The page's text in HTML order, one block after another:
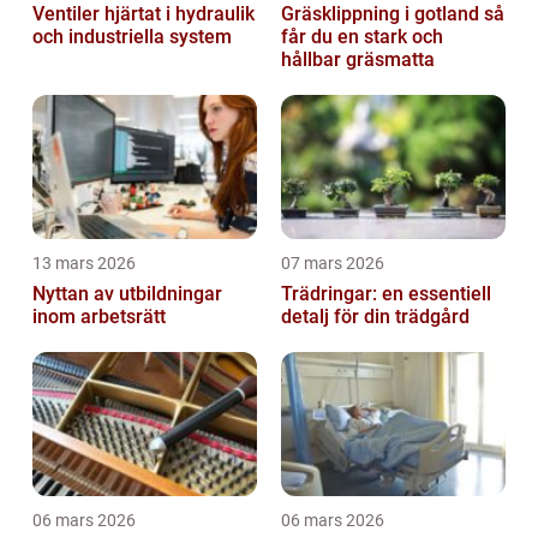
Ventiler hjärtat i hydraulik
och industriella system
Gräsklippning i gotland så
får du en stark och
hållbar gräsmatta
13 mars 2026
Nyttan av utbildningar
inom arbetsrätt
07 mars 2026
Trädringar: en essentiell
detalj för din trädgård
06 mars 2026 06 mars 2026